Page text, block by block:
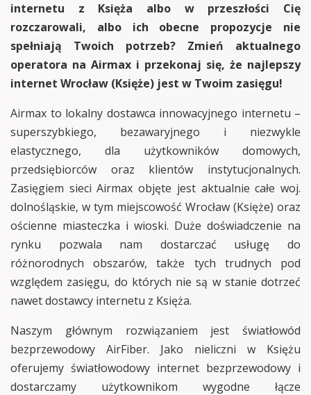
internetu z Księża albo w przeszłości Cię
rozczarowali, albo ich obecne propozycje nie
spełniają Twoich potrzeb? Zmień aktualnego
operatora na Airmax i przekonaj się, że najlepszy
internet Wrocław (Księże) jest w Twoim zasięgu!
Airmax to lokalny dostawca innowacyjnego internetu –
superszybkiego, bezawaryjnego i niezwykle
elastycznego, dla użytkowników domowych,
przedsiębiorców oraz klientów instytucjonalnych.
Zasięgiem sieci Airmax objęte jest aktualnie całe woj.
dolnośląskie, w tym miejscowość Wrocław (Księże) oraz
ościenne miasteczka i wioski. Duże doświadczenie na
rynku pozwala nam dostarczać usługę do
różnorodnych obszarów, także tych trudnych pod
względem zasięgu, do których nie są w stanie dotrzeć
nawet dostawcy internetu z Księża.
Naszym głównym rozwiązaniem jest światłowód
bezprzewodowy AirFiber. Jako nieliczni w Księżu
oferujemy światłowodowy internet bezprzewodowy i
dostarczamy użytkownikom wygodne łącze